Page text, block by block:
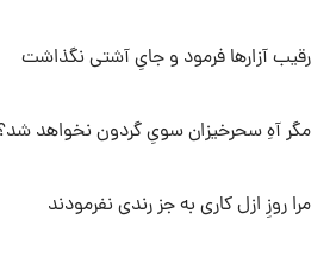
رقیب آزار‌ها فرمود و جایِ آشتی نگذاشت
مگر آهِ سحرخیزان سویِ گردون نخواهد
مرا روزِ ازل کاری به جز رندی نفرمودند